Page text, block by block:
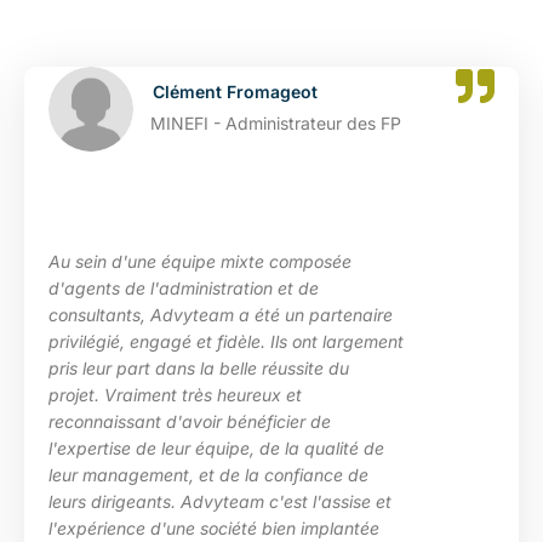
Fromageot
- Administrateur des FP
mixte composée
et de
a été un partenaire
fidèle. Ils ont largement
la belle réussite du
heureux et
bénéficier de
équipe, de la qualité de
et de la confiance de
c'est l'assise et
société bien implantée